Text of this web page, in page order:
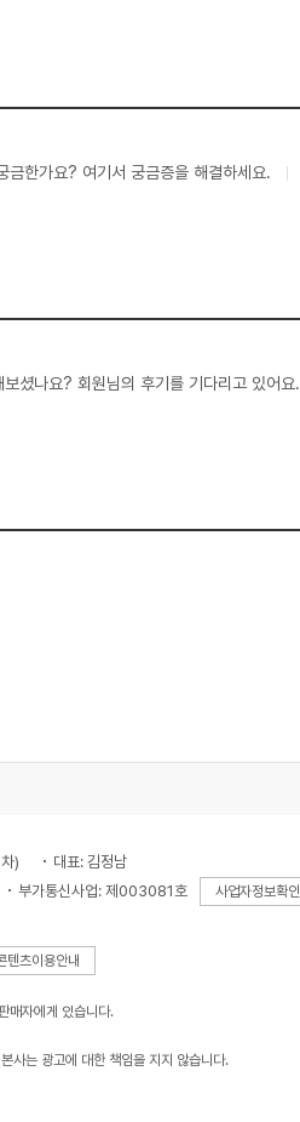
금한가요? 여기서 궁금증을 해결하세요.
보셨나요? 회원님의 후기를 기다리고 있어요.
)
대표: 김정남
부가통신사업: 제003081호 사업자정보확인
텐츠이용안내
매자에게 있습니다.
사는 광고에 대한 책임을 지지 않습니다.